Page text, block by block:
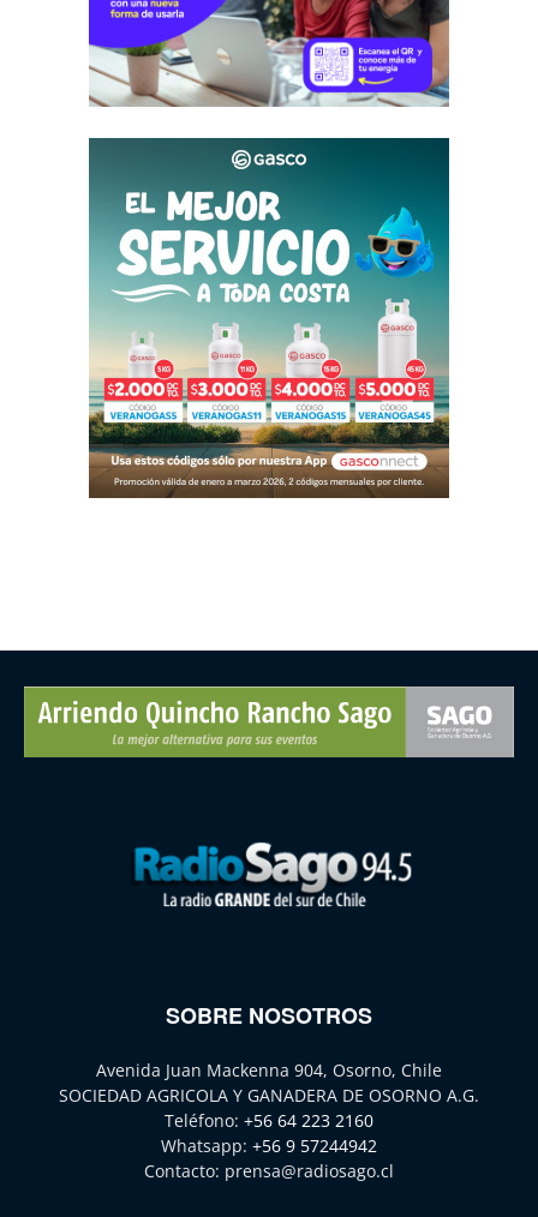
SOBRE NOSOTROS
Avenida Juan Mackenna 904, Osorno, Chile
SOCIEDAD AGRICOLA Y GANADERA DE OSORNO A.G.
Teléfono: +56 64 223 2160
Whatsapp: +56 9 57244942
Contacto: prensa@radiosago.cl